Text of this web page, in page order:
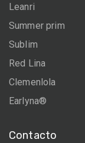
Leanri
Summer prim
Sublim
Red Lina
Clemenlola
Earlyna®
Contacto